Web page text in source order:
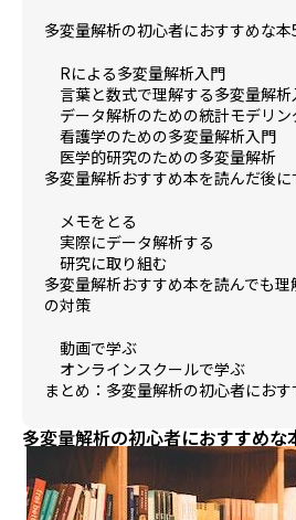
多変量解析の初心者におすすめな本
Rによる多変量解析入門
言葉と数式で理解する多変量解析
データ解析のための統計モデリ
看護学のための多変量解析入門
医学的研究のための多変量解析
多変量解析おすすめ本を読んだ後に
メモをとる
実際にデータ解析する
研究に取り組む
多変量解析おすすめ本を読んでも
の対策
動画で学ぶ
オンラインスクールで学ぶ
まとめ：多変量解析の初心者にお
多変量解析の初心者におすすめな